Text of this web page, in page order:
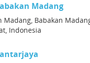
Madang
Madang, Babakan
Indonesia